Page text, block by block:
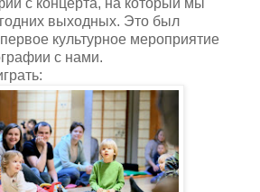
выходных. Это был
культурное мероприятие
с нами.